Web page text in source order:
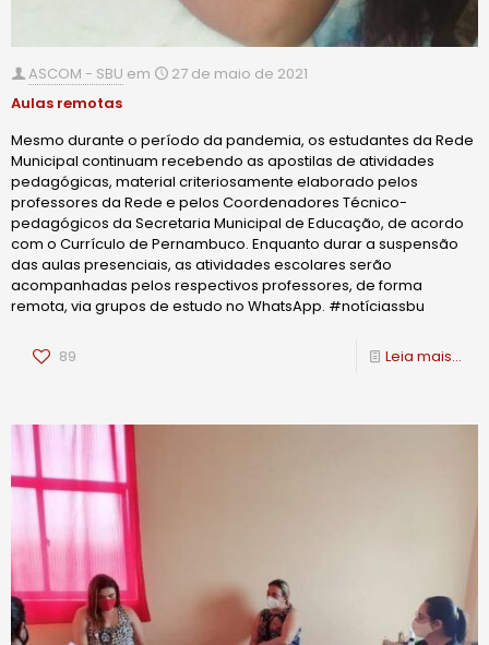
ASCOM - SBU em
27 de maio de 2021
Aulas remotas
Mesmo durante o período da pandemia, os estudantes da Rede
Municipal continuam recebendo as apostilas de atividades
pedagógicas, material criteriosamente elaborado pelos
professores da Rede e pelos Coordenadores Técnico-
pedagógicos da Secretaria Municipal de Educação, de acordo
com o Currículo de Pernambuco. Enquanto durar a suspensão
das aulas presenciais, as atividades escolares serão
acompanhadas pelos respectivos professores, de forma
remota, via grupos de estudo no WhatsApp. #notíciassbu
89 Leia mais...